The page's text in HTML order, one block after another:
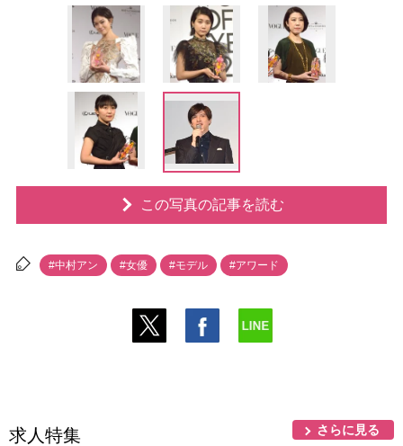
この写真の記事を読む
#中村アン #女優 #モデル #アワード
求人特集 さらに見る